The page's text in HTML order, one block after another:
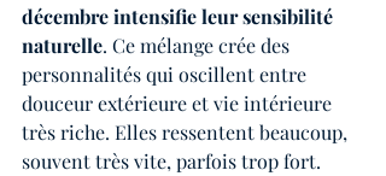
décembre intensifie leur sensibilité
naturelle. Ce mélange crée des
personnalités qui oscillent entre
douceur extérieure et vie intérieure
très riche. Elles ressentent beaucoup,
souvent très vite, parfois trop fort.